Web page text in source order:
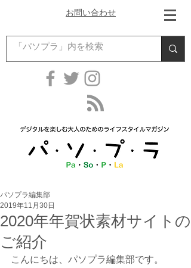
お問い合わせ
2020年年賀状素材サイトの
ご紹介
パソプラ編集部
2019年11月30日
こんにちは、パソプラ編集部です。